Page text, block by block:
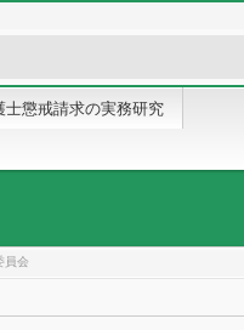
士懲戒請求の実務研究
員会